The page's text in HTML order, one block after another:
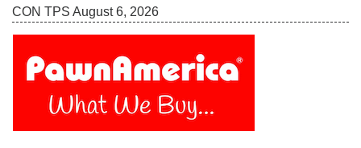
CON TPS August 6, 2026